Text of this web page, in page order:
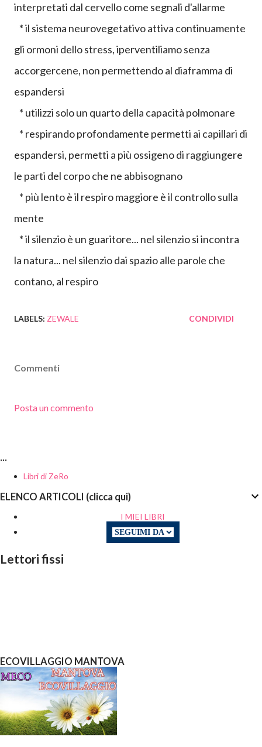
interpretati dal cervello come segnali d'allarme
* il sistema neurovegetativo attiva continuamente
gli ormoni dello stress, iperventiliamo senza
accorgercene, non permettendo al diaframma di
espandersi
* utilizzi solo un quarto della capacità polmonare
* respirando profondamente permetti ai capillari di
espandersi, permetti a più ossigeno di raggiungere
le parti del corpo che ne abbisognano
* più lento è il respiro maggiore è il controllo sulla
mente
* il silenzio è un guaritore... nel silenzio si incontra
la natura... nel silenzio dai spazio alle parole che
contano, al respiro
LABELS: ZEWALE CONDIVIDI
Commenti
Posta un commento
...
Libri di ZeRo
ELENCO ARTICOLI (clicca qui)
I MIEI LIBRI
Lettori fissi
ECOVILLAGGIO MANTOVA